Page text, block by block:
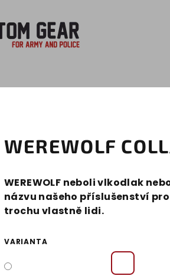
WEREWOLF
WEREWOLF neboli vlkodlak
názvu našeho příslušenství
trochu vlastně lidi.
VARIANTA